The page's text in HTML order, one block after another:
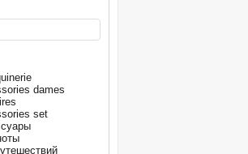
dames
set